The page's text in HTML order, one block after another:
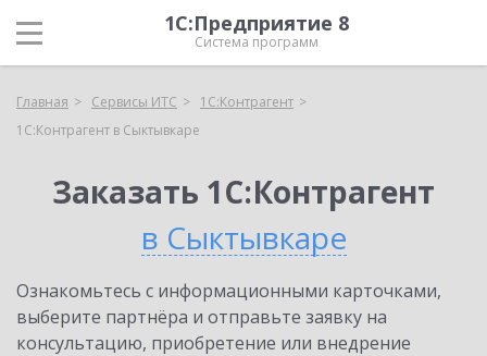
1С:Предприятие 8
Система программ
Главная Сервисы ИТС
1С:Контрагент
1С:Контрагент в Сыктывкаре
Заказать 1С:Контрагент
в Сыктывкаре
Ознакомьтесь с информационными карточками,
выберите партнёра и отправьте заявку на
консультацию, приобретение или внедрение